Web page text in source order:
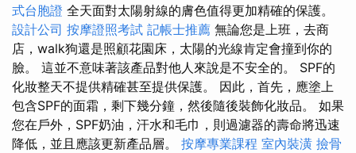
式台胞證 全天面對太陽射線的膚色值得更加精確的保護。
設計公司 按摩證照考試 記帳士推薦 無論您是上班，去商
店，walk狗還是照顧花園床，太陽的光線肯定會撞到你的
臉。 這並不意味著該產品對他人來說是不安全的。 SPF的
化妝整天不提供精確甚至提供保護。 因此，首先，應塗上
包含SPF的面霜，剩下幾分鐘，然後隨後裝飾化妝品。 如果
您在戶外，SPF奶油，汗水和毛巾，則過濾器的壽命將迅速
降低，並且應該更新產品層。 按摩專業課程 室內裝潢 撿骨